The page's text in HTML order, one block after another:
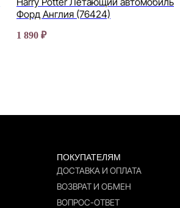
Форд Англия (76424)
1 890 ₽
ПОКУПАТЕЛЯМ
ДОСТАВКА И ОПЛАТА
ВОЗВРАТ И ОБМЕН
ВОПРОС-ОТВЕТ